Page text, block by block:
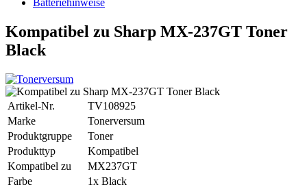
Batteriehinweise
Kompatibel zu Sharp MX-237GT Toner
Black
Artikel-Nr.
TV108925
Marke
Tonerversum
Produktgruppe
Toner
Produkttyp
Kompatibel
Kompatibel zu
MX237GT
Farbe
1x Black